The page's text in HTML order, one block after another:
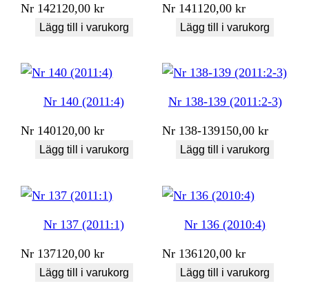
Nr 142120,00kr
Lägg till i varukorg
Nr 141 120,00kr
Lägg till i varukorg
Nr 140 (2011:4)
Nr 140120,00kr
Lägg till i varukorg
Nr 138-139 (2011:2-3)
Nr 138-139150,00kr
Lägg till i varukorg
Nr 137 (2011:1)
Nr 137120,00kr
Lägg till i varukorg
Nr 136 (2010:4)
Nr 136120,00kr
Lägg till i varukorg